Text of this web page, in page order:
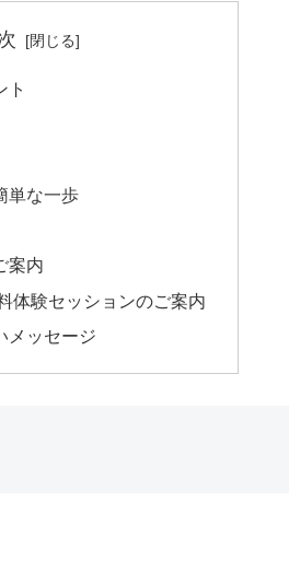
ト
単な一歩
案内
体験セッションのご案内
メッセージ